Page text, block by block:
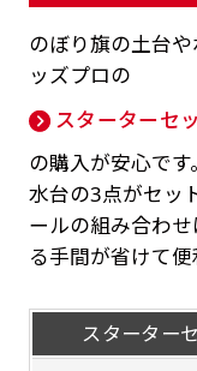
のぼり旗の土台
ッズプロの
スターターセ
の購入が安心で
水台の3点がセッ
ールの組み合わ
る手間が省けて便
スターター